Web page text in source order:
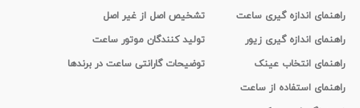
راهنمای اندازه گیری ساعت
راهنمای اندازه گیری زیور
راهنمای انتخاب عینک
راهنمای استفاده از ساعت
تشخیص اصل از غیر اصل
تولید کنندگان موتور ساعت
توضیحات گارانتی ساعت در برندها